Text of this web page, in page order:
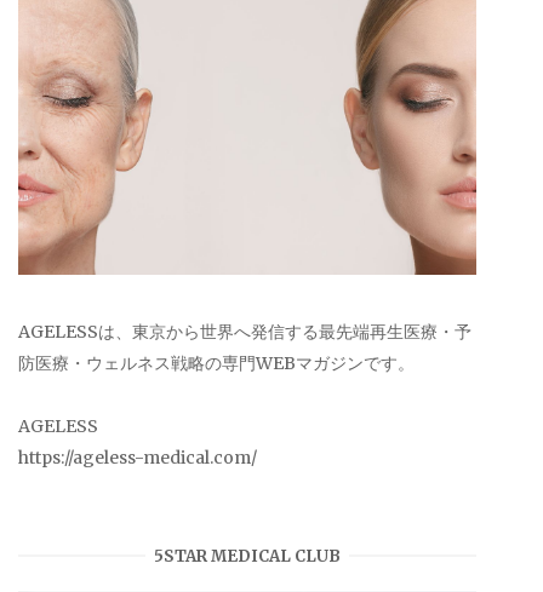
AGELESSは、東京から世界へ発信する最先端再生医療・予
防医療・ウェルネス戦略の専門WEBマガジンです。
AGELESS
https://ageless-medical.com/
5STAR MEDICAL CLUB